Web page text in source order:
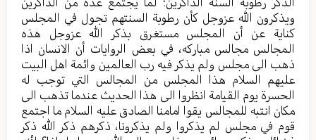
ویذکرون الله عزوجل کأن رطوبة السنتهم تجول في المجلس
کنایة عن أن المجلس مستغرق بذکر الله عزوجل هذه
المجالس مجالس مبارکه، في بعض الروایات أن الانسان اذا
ذهب الی مجلس ولم یذکر فیه رب العالمین وائمة اهل البیت
علیهم السلام هذا المجلس من المجالس التي توجب له
الحسرة یوم القیامة انظروا الی هذا الحدیث عندما تذهب الی
مکان انتبه للمجالس یقوا امامنا الصادق علیه السلام ما اجتمع
قوم في مجلس لم یذکروا ولم یذکرونا، ذکرهم ذکر الله ذکر